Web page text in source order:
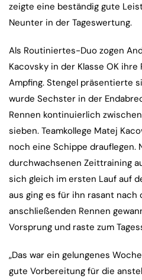
zeigte eine beständig gute
Neunter in der Tageswertung.
Als Routiniertes-Duo zogen
Kacovsky in der Klasse OK
Ampfing. Stengel präsentierte
wurde Sechster in der
Rennen kontinuierlich
sieben. Teamkollege Matej
noch eine Schippe drauflegen.
durchwachsenen Zeittraining
sich gleich im ersten Lauf auf
aus ging es für ihn rasant nach
anschließenden Rennen
Vorsprung und raste zum
„Das war ein gelungenes
gute Vorbereitung für die